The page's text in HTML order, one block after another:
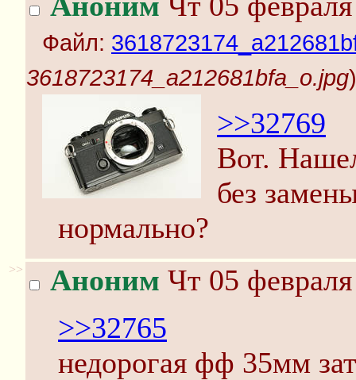
Файл:
3618723174_a212681bfa_o.jpg)
>>32769
Вот.
без
нормально?
>> Аноним Чт 05
>>32765
недорогая фф 35мм